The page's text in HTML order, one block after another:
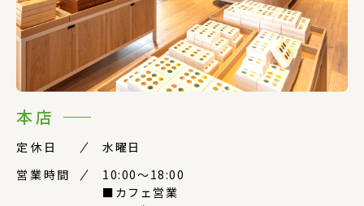
本店
定休日
水曜日
営業時間
10:00〜18:00
■カフェ営業